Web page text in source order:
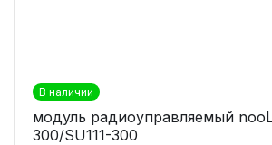
В наличии
модуль радиоуправляемый
300/SU111-300